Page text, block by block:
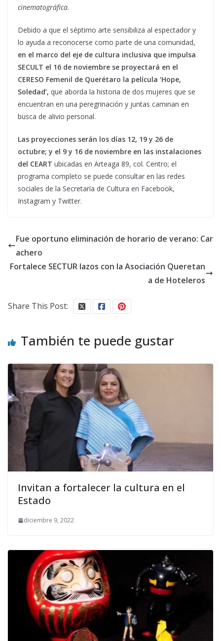
cinematográfica.
Debido a que el séptimo arte sensibiliza al espectador y
lo ayuda a reconocerse como parte de una comunidad,
en el marco del eje de cultura inclusiva que impulsa
SECULT el 16 de noviembre se proyectará en el
CERESO Femenil de Querétaro la película ‘Hope,
Soledad’, que aborda la historia de dos mujeres que se
encuentran en una peregrinación y juntas caminan en
busca de alivio personal.
Las proyecciones serán los días 12, 19 y 26 de
octubre; y el 9 y 16 de noviembre en las instalaciones
del CEART ubicadas en Arteaga 89, col. Centro; el
programa completo se puede consultar en las redes
sociales de la Secretaría de Cultura en Facebook,
Instagram y Twitter.
Fue oportuno eliminación de horario de verano: Car
achero
Fortalece SECTUR lazos con la Asociación Queretan
a de Hoteleros
Share This Post:
También te puede gustar
Invitan a fortalecer la cultura en el
Estado
diciembre 9, 2022